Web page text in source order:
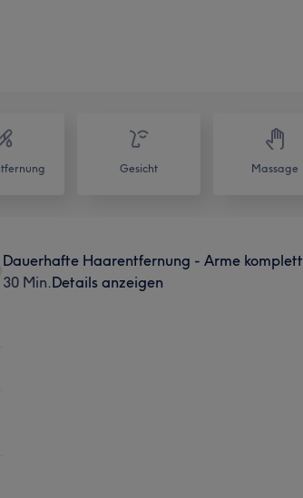
Gesicht Massage
Dauerhafte Haarentfernung - Arme komplett
30 Min.Details anzeigen